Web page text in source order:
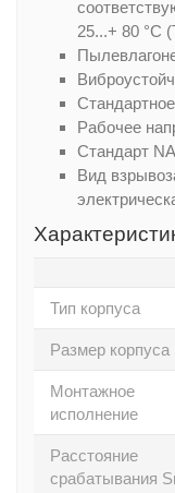
25...+ 80 °С
Рабочее
Стандарт
Вид
Тип корпуса
Размер корпуса
Монтажное
исполнение
Расстояние
срабатывания